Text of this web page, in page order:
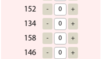
152 - +
134 - +
158 - +
146 - +